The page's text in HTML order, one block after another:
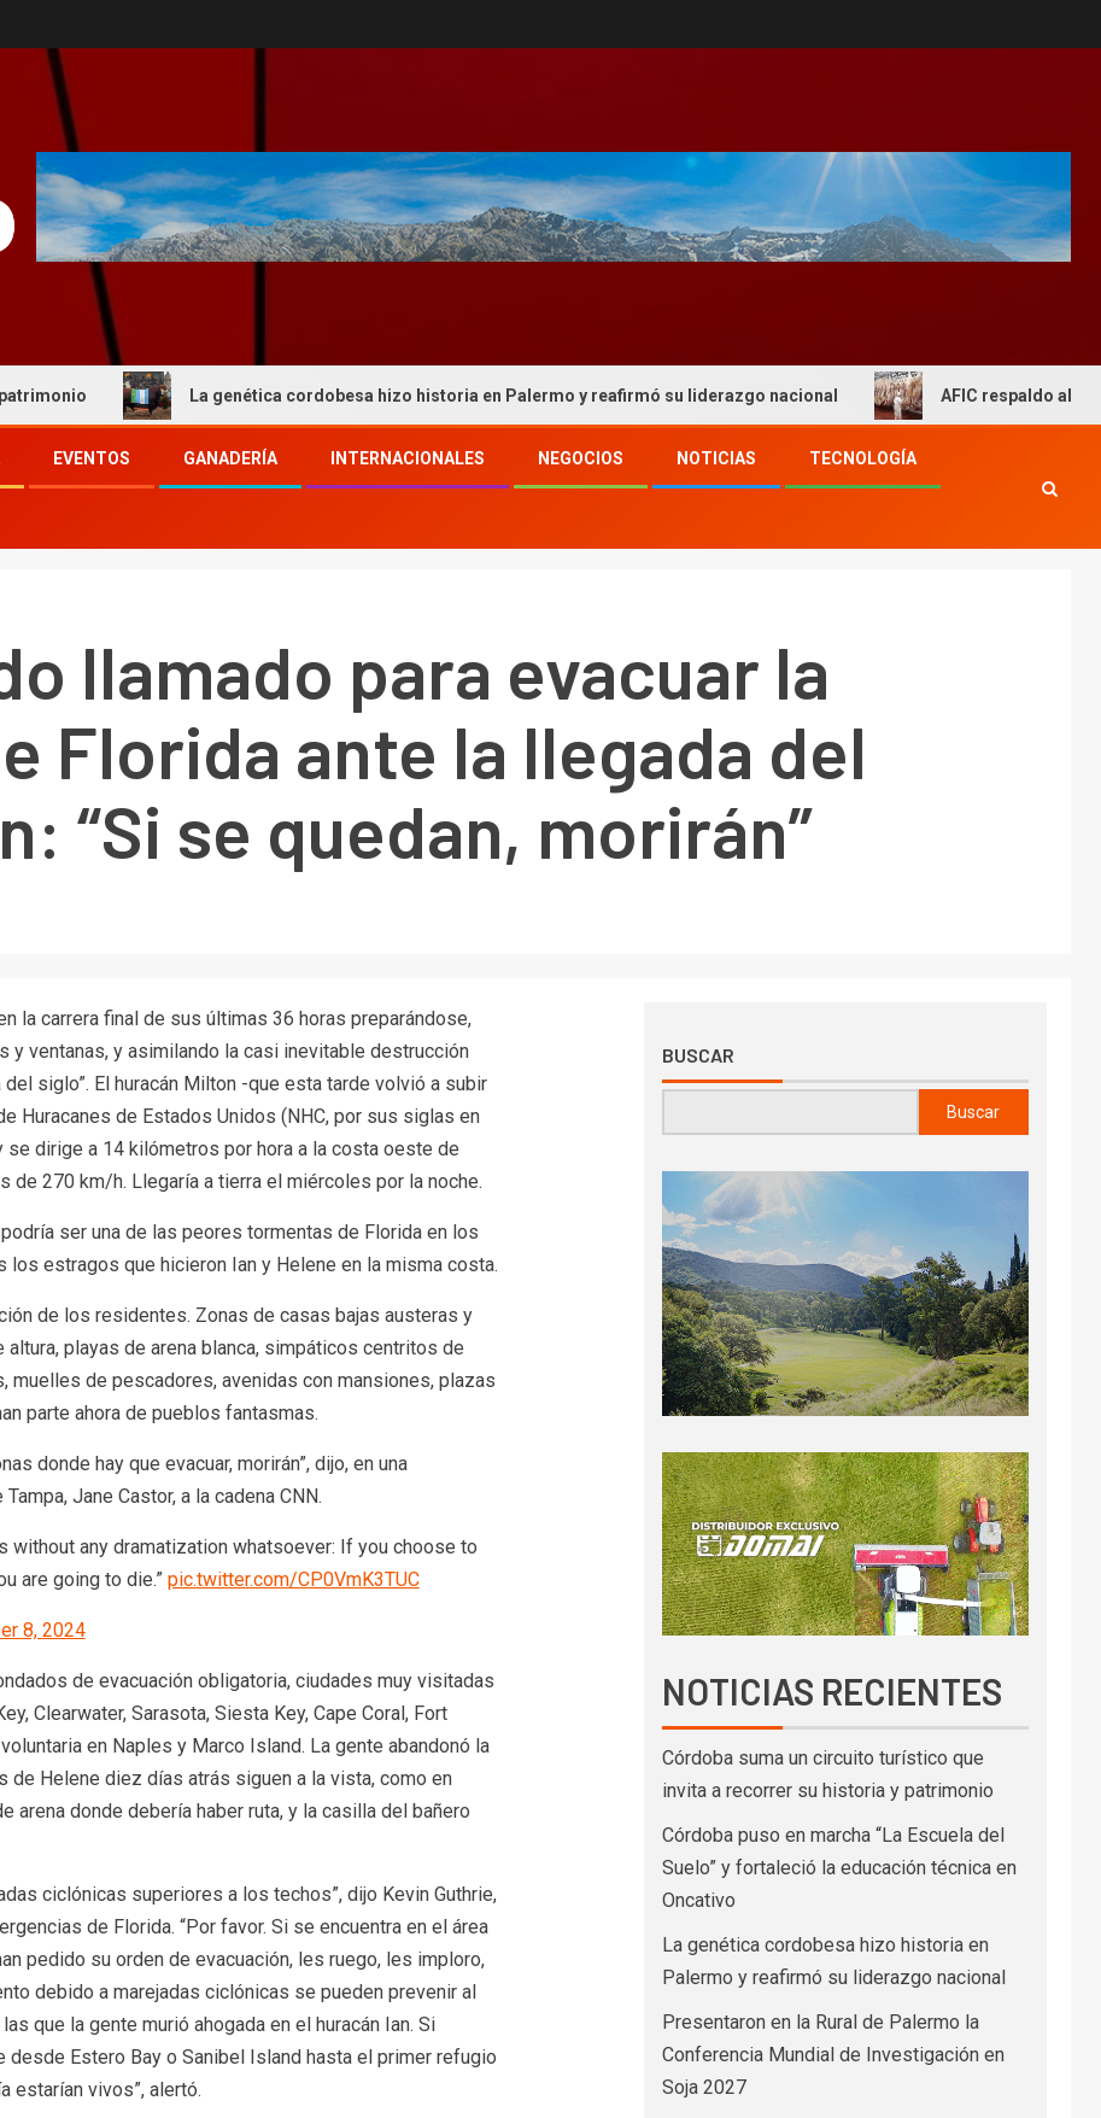
La genética cordobesa hizo historia en Palermo y reafirmó su liderazgo nacional AFIC respaldo al actual
EVENTOS GANADERÍA INTERNACIONALES NEGOCIOS NOTICIAS TECNOLOGÍA
llamado para evacuar la
Florida ante la llegada del
“Si se quedan, morirán”
la carrera final de sus últimas 36 horas preparándose,
y ventanas, y asimilando la casi inevitable destrucción
del siglo”. El huracán Milton -que esta tarde volvió a subir
Huracanes de Estados Unidos (NHC, por sus siglas en
dirige a 14 kilómetros por hora a la costa oeste de
de 270 km/h. Llegaría a tierra el miércoles por la noche.
ser una de las peores tormentas de Florida en los
los estragos que hicieron Ian y Helene en la misma costa.
de los residentes. Zonas de casas bajas austeras y
playas de arena blanca, simpáticos centritos de
muelles de pescadores, avenidas con mansiones, plazas
parte ahora de pueblos fantasmas.
donde hay que evacuar, morirán”, dijo, en una
Jane Castor, a la cadena CNN.
without any dramatization whatsoever: If you choose to
are going to die.” pic.twitter.com/CP0VmK3TUC
8, 2024
de evacuación obligatoria, ciudades muy visitadas
Clearwater, Sarasota, Siesta Key, Cape Coral, Fort
en Naples y Marco Island. La gente abandonó la
Helene diez días atrás siguen a la vista, como en
arena donde debería haber ruta, y la casilla del bañero
ciclónicas superiores a los techos”, dijo Kevin Guthrie,
de Florida. “Por favor. Si se encuentra en el área
pedido su orden de evacuación, les ruego, les imploro,
debido a marejadas ciclónicas se pueden prevenir al
que la gente murió ahogada en el huracán Ian. Si
desde Estero Bay o Sanibel Island hasta el primer refugio
estarían vivos”, alertó.
BUSCAR
Buscar
NOTICIAS RECIENTES
Córdoba suma un circuito turístico que
invita a recorrer su historia y patrimonio
Córdoba puso en marcha “La Escuela del
Suelo” y fortaleció la educación técnica en
Oncativo
La genética cordobesa hizo historia en
Palermo y reafirmó su liderazgo nacional
Presentaron en la Rural de Palermo la
Conferencia Mundial de Investigación en
Soja 2027